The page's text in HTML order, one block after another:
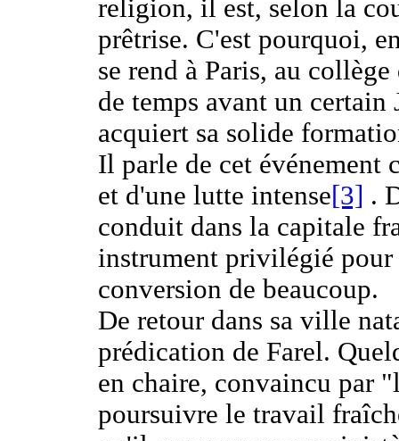
religion, il est, selon la
prêtrise. C'est pourquoi,
se rend à Paris, au
de temps avant un
acquiert sa solide
Il parle de cet événement
et d'une lutte intense[3] .
conduit dans la capitale
instrument privilégié
conversion de beaucoup.
De retour dans sa ville
prédication de Farel.
en chaire, convaincu par
poursuivre le travail